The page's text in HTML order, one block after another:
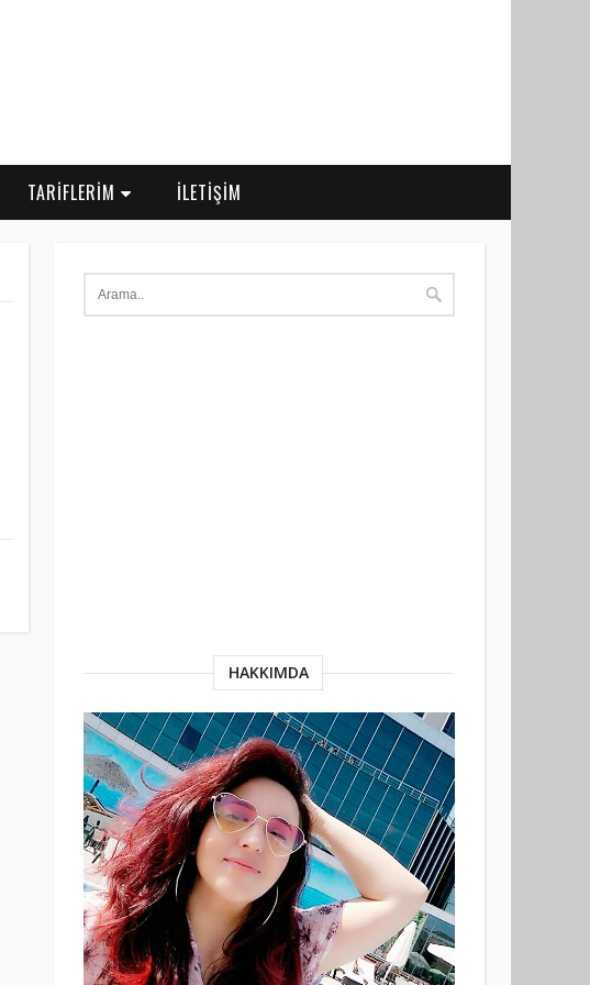
TARİFLERİM İLETİŞİM
HAKKIMDA